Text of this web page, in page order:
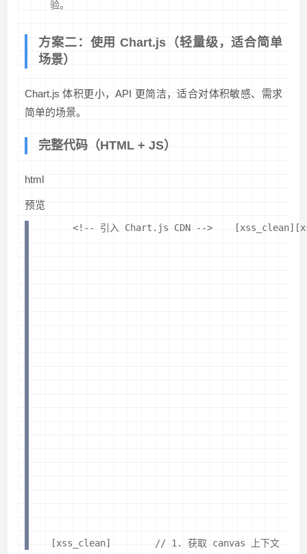
验。
方案二：使用 Chart.js（轻量级，适合简单
场景）
Chart.js 体积更小，API 更简洁，适合对体积敏感、需求
简单的场景。
完整代码（HTML + JS）
html
预览
<!-- 引入 Chart.js CDN -->
[xss_clean]        // 1. 获取 canvas 上下文